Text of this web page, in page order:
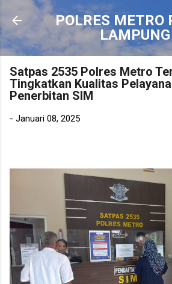
Langsung ke konten
POLRES METRO
LAMPUNG
Satpas 2535 Polres Metro
Tingkatkan Kualitas
Penerbitan SIM
- Januari 08, 2025